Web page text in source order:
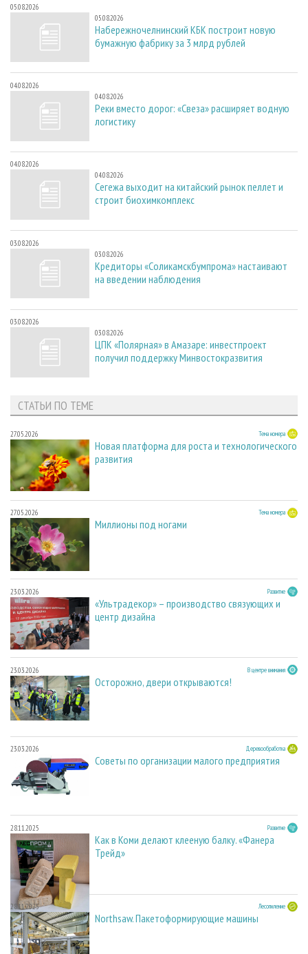
05.08.2026
05.08.2026
Набережночелнинский КБК построит новую
бумажную фабрику за 3 млрд рублей
04.08.2026
04.08.2026
Реки вместо дорог: «Свеза» расширяет водную
логистику
04.08.2026
04.08.2026
Сегежа выходит на китайский рынок пеллет и
строит биохимкомплекс
03.08.2026
03.08.2026
Кредиторы «Соликамскбумпрома» настаивают
на введении наблюдения
03.08.2026
03.08.2026
ЦПК «Полярная» в Амазаре: инвестпроект
получил поддержку Минвостокразвития
СТАТЬИ ПО ТЕМЕ
27.05.2026 Тема номера
Новая платформа для роста и технологического
развития
27.05.2026 Тема номера
Миллионы под ногами
23.03.2026 Развитие
«Ультрадекор» – производство связующих и
центр дизайна
23.03.2026 В центре внимания
Осторожно, двери открываются!
23.03.2026 Деревообработка
Советы по организации малого предприятия
28.11.2025 Развитие
Как в Коми делают клееную балку. «Фанера
Трейд»
28.11.2025 Лесопиление
Northsaw. Пакетоформирующие машины